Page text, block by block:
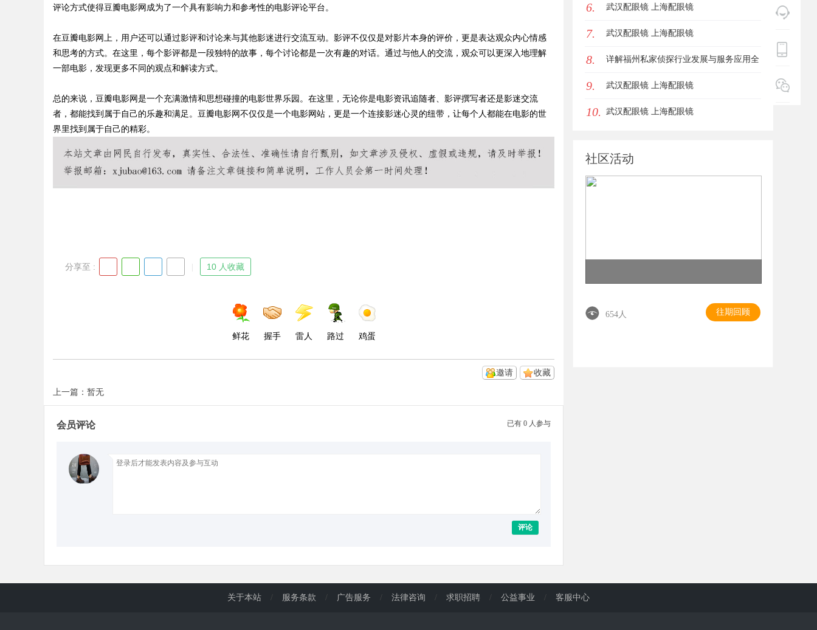
Bo
d
评论方式使得豆瓣电影网成为了一个具有影响力和参考性的电影评论平台。
在豆瓣电影网上，用户还可以通过影评和讨论来与其他影迷进行交流互动。影评不仅仅是对影片本身的评价，更是表达观众内心情感
和思考的方式。在这里，每个影评都是一段独特的故事，每个讨论都是一次有趣的对话。通过与他人的交流，观众可以更深入地理解
一部电影，发现更多不同的观点和解读方式。
总的来说，豆瓣电影网是一个充满激情和思想碰撞的电影世界乐园。在这里，无论你是电影资讯追随者、影评撰写者还是影迷交流
者，都能找到属于自己的乐趣和满足。豆瓣电影网不仅仅是一个电影网站，更是一个连接影迷心灵的纽带，让每个人都能在电影的世
界里找到属于自己的精彩。
分享至 : 10 人收藏
鲜花 握手 雷人 路过 鸡蛋
收藏
邀请
上一篇：暂无
已有 0 人参与
会员评论
评论
服务
6. 武汉配眼镜 上海配眼镜
7. 武汉配眼镜 上海配眼镜
8. 详解福州私家侦探行业发展与服务应用全
方位指南
9. 武汉配眼镜 上海配眼镜
10. 武汉配眼镜 上海配眼镜
社区活动
654人 往期回顾
关于本站 / 服务条款 / 广告服务 / 法律咨询 / 求职招聘 / 公益事业 / 客服中心